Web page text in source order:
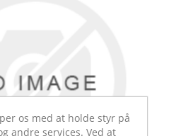
os med at holde styr på
andre services. Ved at